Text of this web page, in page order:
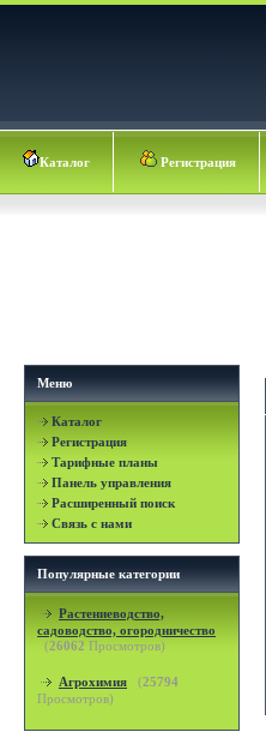
Каталог Регистрация
Меню
Каталог
Регистрация
Тарифные планы
Панель управления
Расширенный поиск
Связь с нами
Популярные категории
Растениеводство,
садоводство, огородничество
(26062 Просмотров)
Агрохимия (25794
Просмотров)